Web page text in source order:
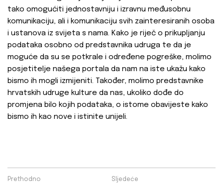
tako omogućiti jednostavniju i izravnu međusobnu
komunikaciju, ali i komunikaciju svih zainteresiranih osoba
i ustanova iz svijeta s nama. Kako je riječ o prikupljanju
podataka osobno od predstavnika udruga te da je
moguće da su se potkrale i određene pogreške, molimo
posjetitelje našega portala da nam na iste ukažu kako
bismo ih mogli izmijeniti. Također, molimo predstavnike
hrvatskih udruge kulture da nas, ukoliko dođe do
promjena bilo kojih podataka, o istome obavijeste kako
bismo ih kao nove i istinite unijeli.
Prethodno Sljedeće